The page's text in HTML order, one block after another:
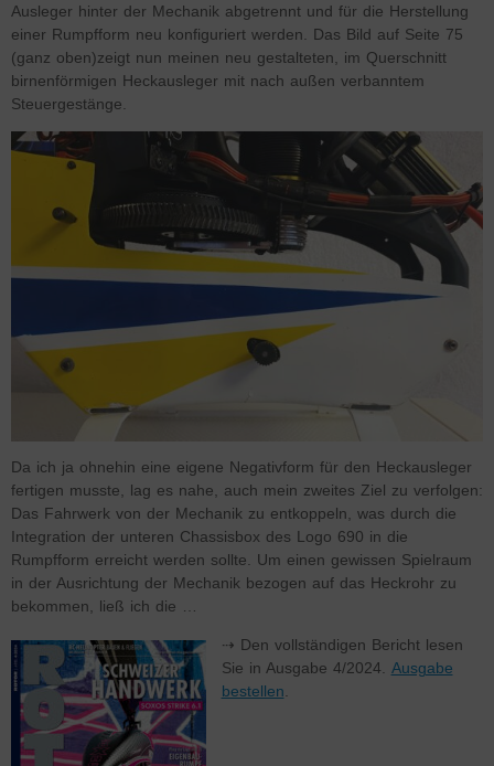
Ausleger hinter der Mechanik abgetrennt und für die Herstellung
einer Rumpfform neu konfiguriert werden. Das Bild auf Seite 75
(ganz oben)zeigt nun meinen neu gestalteten, im Querschnitt
birnenförmigen Heckausleger mit nach außen verbanntem
Steuergestänge.
Da ich ja ohnehin eine eigene Negativform für den Heckausleger
fertigen musste, lag es nahe, auch mein zweites Ziel zu verfolgen:
Das Fahrwerk von der Mechanik zu entkoppeln, was durch die
Integration der unteren Chassisbox des Logo 690 in die
Rumpfform erreicht werden sollte. Um einen gewissen Spielraum
in der Ausrichtung der Mechanik bezogen auf das Heckrohr zu
bekommen, ließ ich die …
⇢ Den vollständigen Bericht lesen
Sie in Ausgabe 4/2024. Ausgabe
bestellen